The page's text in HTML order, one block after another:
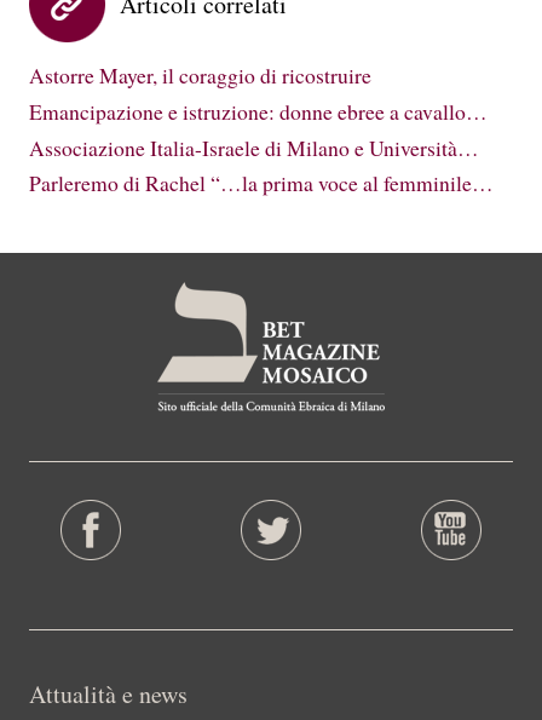
Astorre Mayer, il coraggio di ricostruire
Emancipazione e istruzione: donne ebree a cavallo…
Associazione Italia-Israele di Milano e Università…
Parleremo di Rachel “…la prima voce al femminile…
Attualità e news